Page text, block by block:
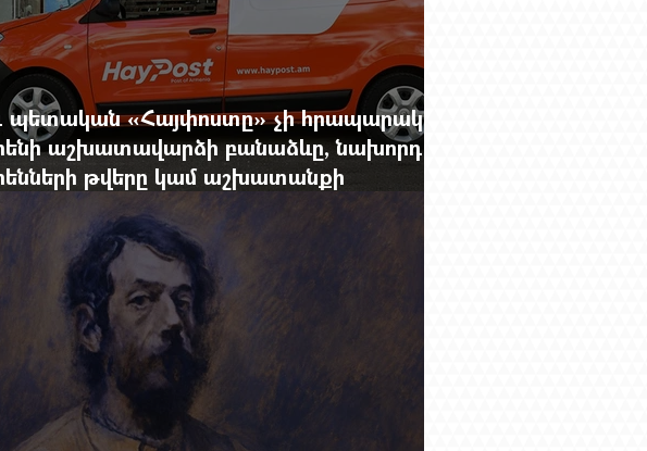
պետական «Հայփոստը» չի հրապարակում
աշխատավարձի բանաձևը, նախորդ
թվերը կամ աշխատանքի
վարձատրությունը փոխելու կանոնը